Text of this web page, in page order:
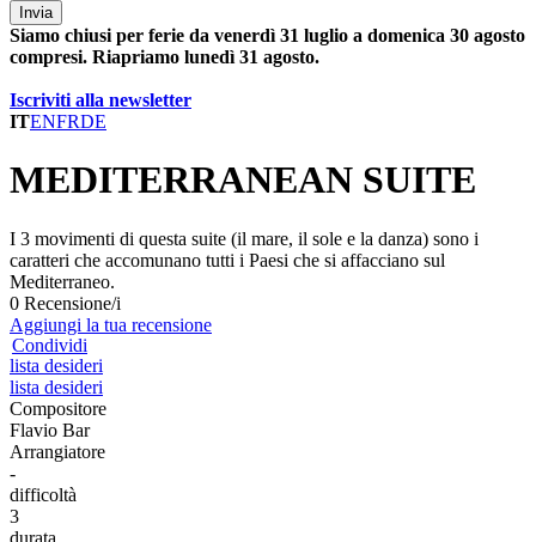
Invia
Siamo chiusi per ferie da venerdì 31 luglio a domenica 30 agosto
compresi. Riapriamo lunedì 31 agosto.
Iscriviti alla newsletter
ITENFRDE
MEDITERRANEAN SUITE
I 3 movimenti di questa suite (il mare, il sole e la danza) sono i
caratteri che accomunano tutti i Paesi che si affacciano sul
Mediterraneo.
0 Recensione/i
Aggiungi la tua recensione
Condividi
lista desideri
lista desideri
Compositore
Flavio Bar
Arrangiatore
-
difficoltà
3
durata